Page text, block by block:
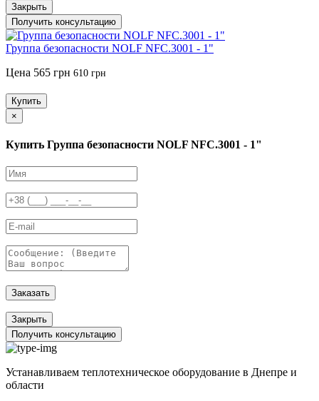
Закрыть
Получить консультацию
Группа безопасности NOLF NFC.3001 - 1"
Цена 565 грн 610 грн
Купить
×
Купить Группа безопасности NOLF NFC.3001 - 1"
Заказать
Закрыть
Получить консультацию
Устанавливаем теплотехническое оборудование в Днепре и
области